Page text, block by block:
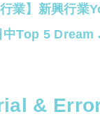
業】新興行業
中Top 5 Dream
&